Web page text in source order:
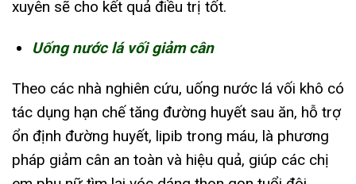
xuyên sẽ cho kết quả điều trị tốt.
Uống nước lá vối giảm cân
Theo các nhà nghiên cứu, uống nước lá vối khô có
tác dụng hạn chế tăng đường huyết sau ăn, hỗ trợ
ổn định đường huyết, lipib trong máu, là phương
pháp giảm cân an toàn và hiệu quả, giúp các chị